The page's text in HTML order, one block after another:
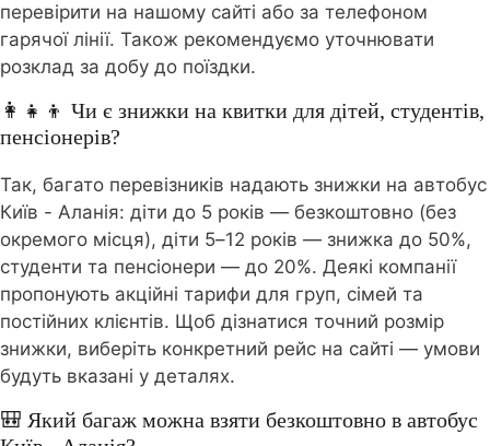
перевірити на нашому сайті або за телефоном
гарячої лінії. Також рекомендуємо уточнювати
розклад за добу до поїздки.
👩‍👧‍👦 Чи є знижки на квитки для дітей, студентів,
пенсіонерів?
Так, багато перевізників надають знижки на автобус
Київ - Аланія: діти до 5 років — безкоштовно (без
окремого місця), діти 5–12 років — знижка до 50%,
студенти та пенсіонери — до 20%. Деякі компанії
пропонують акційні тарифи для груп, сімей та
постійних клієнтів. Щоб дізнатися точний розмір
знижки, виберіть конкретний рейс на сайті — умови
будуть вказані у деталях.
🎒 Який багаж можна взяти безкоштовно в автобус